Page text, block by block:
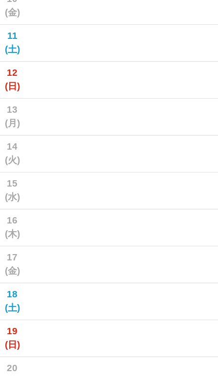
(金)
11
(土)
12
(日)
13
(月)
14
(火)
15
(水)
16
(木)
17
(金)
18
(土)
19
(日)
20